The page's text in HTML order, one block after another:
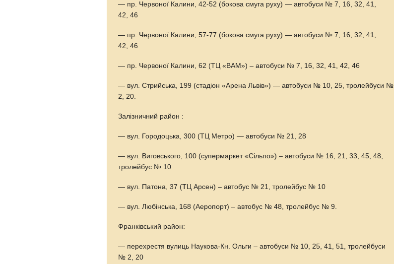
— пр. Червоної Калини, 42-52 (бокова смуга руху) — автобуси № 7, 16, 32, 41,
42, 46
— пр. Червоної Калини, 57-77 (бокова смуга руху) — автобуси № 7, 16, 32, 41,
42, 46
— пр. Червоної Калини, 62 (ТЦ «ВАМ») – автобуси № 7, 16, 32, 41, 42, 46
— вул. Стрийська, 199 (стадіон «Арена Львів») — автобуси № 10, 25, тролейбуси №
2, 20.
Залізничний район :
— вул. Городоцька, 300 (ТЦ Метро) — автобуси № 21, 28
— вул. Виговського, 100 (супермаркет «Сільпо») – автобуси № 16, 21, 33, 45, 48,
тролейбус № 10
— вул. Патона, 37 (ТЦ Арсен) – автобус № 21, тролейбус № 10
— вул. Любінська, 168 (Аеропорт) – автобус № 48, тролейбус № 9.
Франківський район:
— перехрестя вулиць Наукова-Кн. Ольги – автобуси № 10, 25, 41, 51, тролейбуси
№ 2, 20